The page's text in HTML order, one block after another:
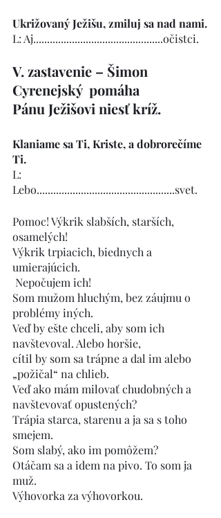
Ukrižovaný Ježišu, zmiluj sa nad nami.
L: Aj...............................................očistci.
V. zastavenie – Šimon
Cyrenejský  pomáha
Pánu Ježišovi niesť kríž.
Klaniame sa Ti, Kriste, a dobrorečíme
Ti.
L:
Lebo..................................................svet.
Pomoc! Výkrik slabších, starších,
osamelých!
Výkrik trpiacich, biednych a
umierajúcich.
Nepočujem ich!
Som mužom hluchým, bez záujmu o
problémy iných.
Veď by ešte chceli, aby som ich
navštevoval. Alebo horšie,
cítil by som sa trápne a dal im alebo
„požičal“ na chlieb.
Veď ako mám milovať chudobných a
navštevovať opustených?
Trápia starca, starenu a ja sa s toho
smejem.
Som slabý, ako im pomôžem?
Otáčam sa a idem na pivo. To som ja
muž.
Výhovorka za výhovorkou.